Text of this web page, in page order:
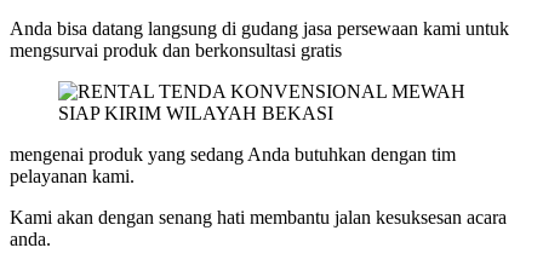
Anda bisa datang langsung di gudang jasa persewaan kami untuk
mengsurvai produk dan berkonsultasi gratis
mengenai produk yang sedang Anda butuhkan dengan tim
pelayanan kami.
Kami akan dengan senang hati membantu jalan kesuksesan acara
anda.